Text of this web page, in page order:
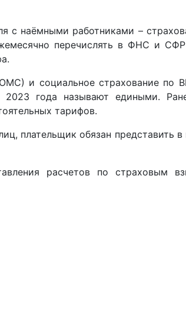
с наёмными работниками –
перечислять в ФНС и
и социальное страхование по
года называют едиными.
тарифов.
плательщик обязан представить в
расчетов по страховым